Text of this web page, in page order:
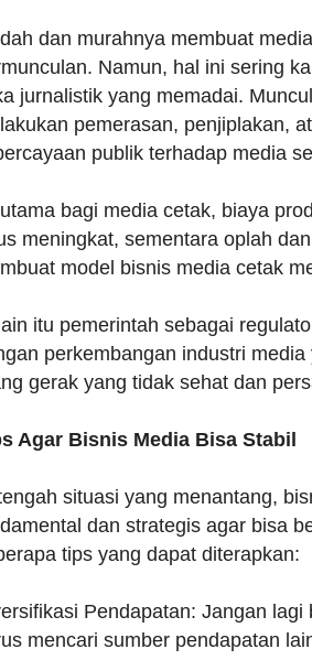
dan murahnya membuat
Namun, hal ini sering
jurnalistik yang memadai.
pemerasan, penjiplakan,
publik terhadap media
bagi media cetak, biaya
meningkat, sementara oplah
model bisnis media cetak
itu pemerintah sebagai
perkembangan industri
gerak yang tidak sehat dan
Agar Bisnis Media Bisa Stabil
situasi yang menantang,
dan strategis agar bisa
tips yang dapat diterapkan:
Pendapatan: Jangan
mencari sumber pendapatan